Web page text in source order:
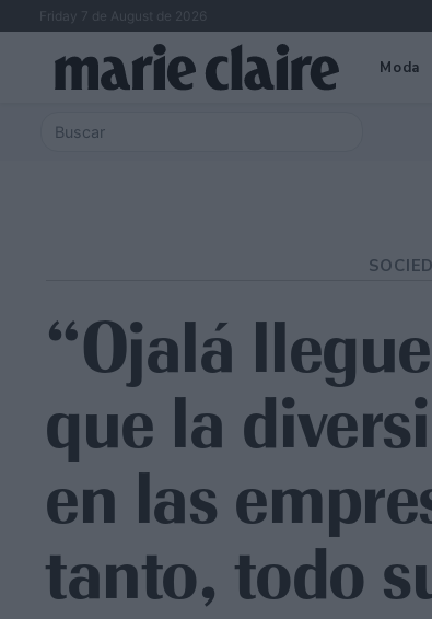
Friday 7 de August de 2026
Moda
“Ojalá
que la
en las
tanto, todo